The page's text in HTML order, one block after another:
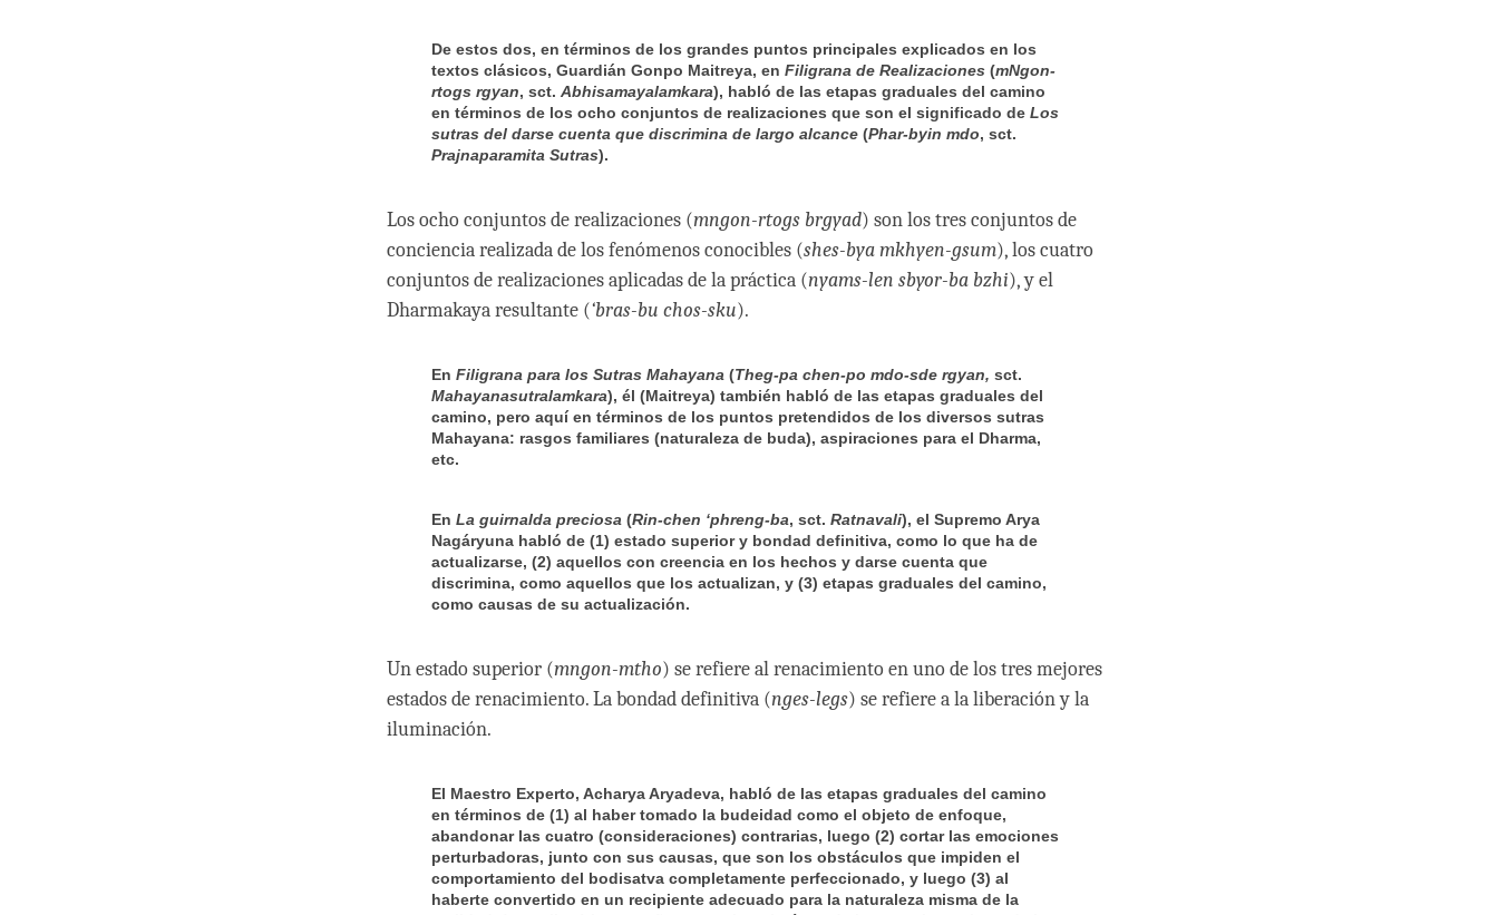
De estos dos, en términos de los grandes puntos principales explicados en los
textos clásicos, Guardián Gonpo Maitreya, en Filigrana de Realizaciones (mNgon-
rtogs rgyan, sct. Abhisamayalamkara), habló de las etapas graduales del camino
en términos de los ocho conjuntos de realizaciones que son el significado de Los
sutras del darse cuenta que discrimina de largo alcance (Phar-byin mdo, sct.
Prajnaparamita Sutras).
Los ocho conjuntos de realizaciones (mngon-rtogs brgyad) son los tres conjuntos de
conciencia realizada de los fenómenos conocibles (shes-bya mkhyen-gsum), los cuatro
conjuntos de realizaciones aplicadas de la práctica (nyams-len sbyor-ba bzhi), y el
Dharmakaya resultante (‘bras-bu chos-sku).
En Filigrana para los Sutras Mahayana (Theg-pa chen-po mdo-sde rgyan, sct.
Mahayanasutralamkara), él (Maitreya) también habló de las etapas graduales del
camino, pero aquí en términos de los puntos pretendidos de los diversos sutras
Mahayana: rasgos familiares (naturaleza de buda), aspiraciones para el Dharma,
etc.
En La guirnalda preciosa (Rin-chen ‘phreng-ba, sct. Ratnavali), el Supremo Arya
Nagáryuna habló de (1) estado superior y bondad definitiva, como lo que ha de
actualizarse, (2) aquellos con creencia en los hechos y darse cuenta que
discrimina, como aquellos que los actualizan, y (3) etapas graduales del camino,
como causas de su actualización.
Un estado superior (mngon-mtho) se refiere al renacimiento en uno de los tres mejores
estados de renacimiento. La bondad definitiva (nges-legs) se refiere a la liberación y la
iluminación.
El Maestro Experto, Acharya Aryadeva, habló de las etapas graduales del camino
en términos de (1) al haber tomado la budeidad como el objeto de enfoque,
abandonar las cuatro (consideraciones) contrarias, luego (2) cortar las emociones
perturbadoras, junto con sus causas, que son los obstáculos que impiden el
comportamiento del bodisatva completamente perfeccionado, y luego (3) al
haberte convertido en un recipiente adecuado para la naturaleza misma de la